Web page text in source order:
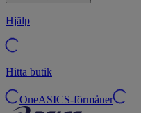
Hjälp
Hitta butik
OneASICS-förmåner